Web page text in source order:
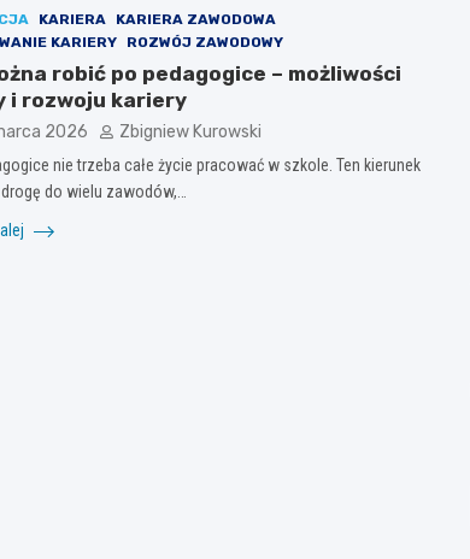
KARIERA
KARIERA ZAWODOWA
KARIERY
ROZWÓJ ZAWODOWY
robić po pedagogice – możliwości
i rozwoju kariery
2026 Zbigniew Kurowski
nie trzeba całe życie pracować w szkole. Ten kierunek
do wielu zawodów,…